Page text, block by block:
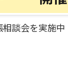
談会を実施